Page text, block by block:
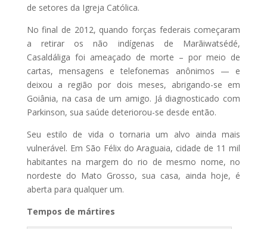
de setores da Igreja Católica.
No final de 2012, quando forças federais começaram
a retirar os não indígenas de Marãiwatsédé,
Casaldáliga foi ameaçado de morte – por meio de
cartas, mensagens e telefonemas anônimos — e
deixou a região por dois meses, abrigando-se em
Goiânia, na casa de um amigo. Já diagnosticado com
Parkinson, sua saúde deteriorou-se desde então.
Seu estilo de vida o tornaria um alvo ainda mais
vulnerável. Em São Félix do Araguaia, cidade de 11 mil
habitantes na margem do rio de mesmo nome, no
nordeste do Mato Grosso, sua casa, ainda hoje, é
aberta para qualquer um.
Tempos de mártires